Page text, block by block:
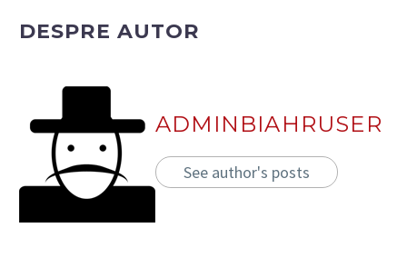
DESPRE AUTOR
ADMINBIAHRUSER
See author's posts